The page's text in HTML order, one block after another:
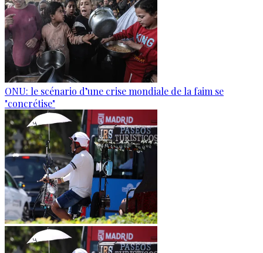
ONU: le scénario d’une crise mondiale de la faim se
"concrétise"